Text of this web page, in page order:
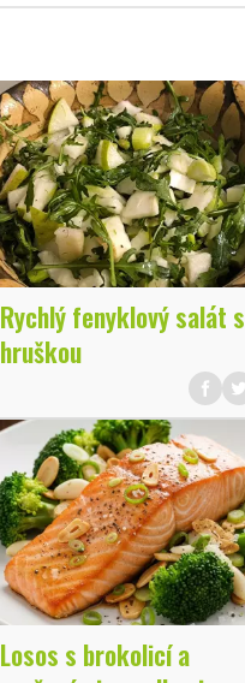
Rychlý fenyklový salát s
hruškou
Losos s brokolicí a